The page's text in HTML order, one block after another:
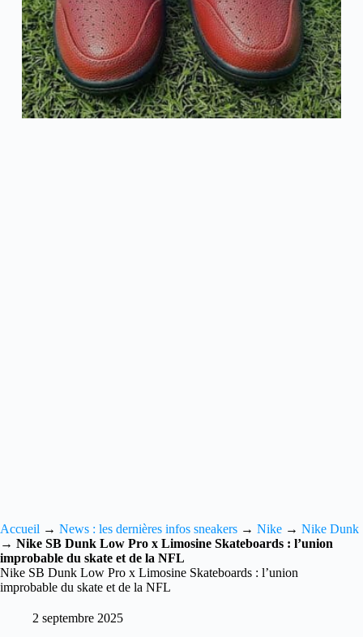
Accueil → News : les dernières infos sneakers → Nike → Nike Dunk
→ Nike SB Dunk Low Pro x Limosine Skateboards : l’union
improbable du skate et de la NFL
Nike SB Dunk Low Pro x Limosine Skateboards : l’union
improbable du skate et de la NFL
2 septembre 2025